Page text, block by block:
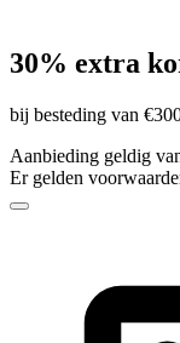
30% extra
bij besteding van
Aanbieding geldig
Er gelden